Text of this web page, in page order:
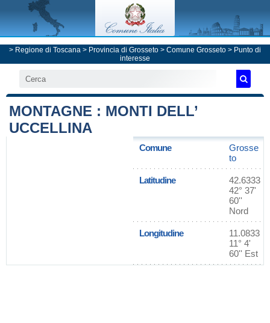
> Regione di Toscana > Provincia di Grosseto > Comune Grosseto > Punto di
interesse
MONTAGNE : MONTI DELL’
UCCELLINA
Comune
Grosse
to
Latitudine
42.6333
42° 37'
60''
Nord
Longitudine
11.0833
11° 4'
60'' Est